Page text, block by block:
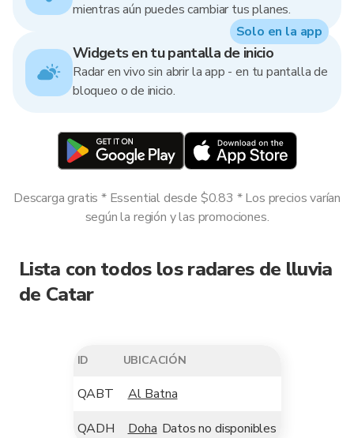
mientras aún puedes cambiar tus planes.
Widgets en tu pantalla de inicio
Radar en vivo sin abrir la app - en tu pantalla de
bloqueo o de inicio.
Solo en la app
Descarga gratis * Essential desde $0.83 * Los precios varían
según la región y las promociones.
Lista con todos los radares de lluvia
de Catar
ID UBICACIÓN
QABT
Al Batna
QADH
Doha Datos no disponibles